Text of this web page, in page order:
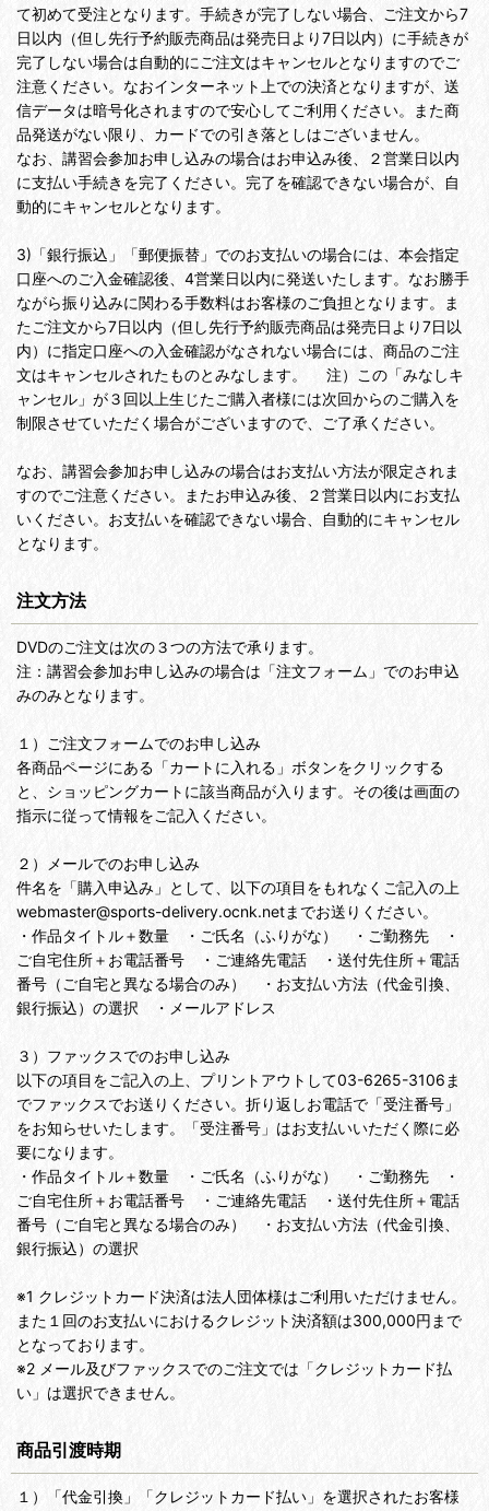
て初めて受注となります。手続きが完了しない場合、ご注文から7
日以内（但し先行予約販売商品は発売日より7日以内）に手続きが
完了しない場合は自動的にご注文はキャンセルとなりますのでご
注意ください。なおインターネット上での決済となりますが、送
信データは暗号化されますので安心してご利用ください。また商
品発送がない限り、カードでの引き落としはございません。
なお、講習会参加お申し込みの場合はお申込み後、２営業日以内
に支払い手続きを完了ください。完了を確認できない場合が、自
動的にキャンセルとなります。
3)「銀行振込」「郵便振替」でのお支払いの場合には、本会指定
口座へのご入金確認後、4営業日以内に発送いたします。なお勝手
ながら振り込みに関わる手数料はお客様のご負担となります。ま
たご注文から7日以内（但し先行予約販売商品は発売日より7日以
内）に指定口座への入金確認がなされない場合には、商品のご注
文はキャンセルされたものとみなします。 注）この「みなしキ
ャンセル」が３回以上生じたご購入者様には次回からのご購入を
制限させていただく場合がございますので、ご了承ください。
なお、講習会参加お申し込みの場合はお支払い方法が限定されま
すのでご注意ください。またお申込み後、２営業日以内にお支払
いください。お支払いを確認できない場合、自動的にキャンセル
となります。
注文方法
DVDのご注文は次の３つの方法で承ります。
注：講習会参加お申し込みの場合は「注文フォーム」でのお申込
みのみとなります。
１）ご注文フォームでのお申し込み
各商品ページにある「カートに入れる」ボタンをクリックする
と、ショッピングカートに該当商品が入ります。その後は画面の
指示に従って情報をご記入ください。
２）メールでのお申し込み
件名を「購入申込み」として、以下の項目をもれなくご記入の上
webmaster@sports-delivery.ocnk.netまでお送りください。
・作品タイトル＋数量 ・ご氏名（ふりがな） ・ご勤務先 ・
ご自宅住所＋お電話番号 ・ご連絡先電話 ・送付先住所＋電話
番号（ご自宅と異なる場合のみ） ・お支払い方法（代金引換、
銀行振込）の選択 ・メールアドレス
３）ファックスでのお申し込み
以下の項目をご記入の上、プリントアウトして03-6265-3106ま
でファックスでお送りください。折り返しお電話で「受注番号」
をお知らせいたします。「受注番号」はお支払いいただく際に必
要になります。
・作品タイトル＋数量 ・ご氏名（ふりがな） ・ご勤務先 ・
ご自宅住所＋お電話番号 ・ご連絡先電話 ・送付先住所＋電話
番号（ご自宅と異なる場合のみ） ・お支払い方法（代金引換、
銀行振込）の選択
※1 クレジットカード決済は法人団体様はご利用いただけません。
また１回のお支払いにおけるクレジット決済額は300,000円まで
となっております。
※2 メール及びファックスでのご注文では「クレジットカード払
い」は選択できません。
商品引渡時期
１）「代金引換」「クレジットカード払い」を選択されたお客様